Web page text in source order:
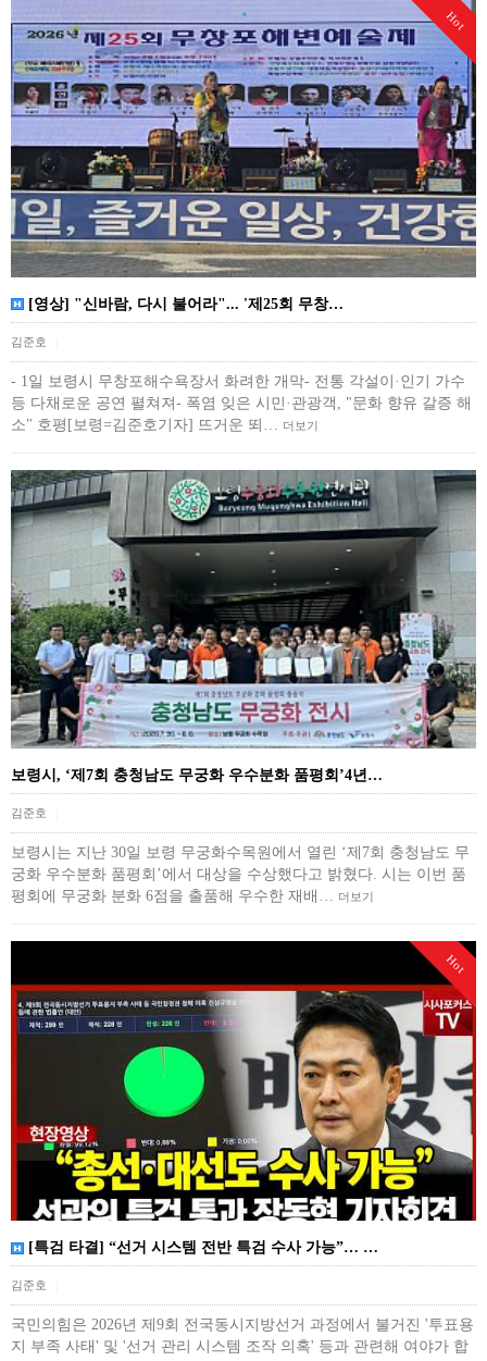
Hot
[영상] "신바람, 다시 불어라"... '제25회 무창…
김준호
- 1일 보령시 무창포해수욕장서 화려한 개막- 전통 각설이·인기 가수
등 다채로운 공연 펼쳐져- 폭염 잊은 시민·관광객, "문화 향유 갈증 해
소" 호평[보령=김준호기자] 뜨거운 뙤…
더보기
보령시, ‘제7회 충청남도 무궁화 우수분화 품평회’4년…
김준호
보령시는 지난 30일 보령 무궁화수목원에서 열린 ‘제7회 충청남도 무
궁화 우수분화 품평회’에서 대상을 수상했다고 밝혔다. 시는 이번 품
평회에 무궁화 분화 6점을 출품해 우수한 재배… 더보기
Hot
[특검 타결] “선거 시스템 전반 특검 수사 가능”… …
김준호
국민의힘은 2026년 제9회 전국동시지방선거 과정에서 불거진 '투표용
지 부족 사태' 및 '선거 관리 시스템 조작 의혹' 등과 관련해 여야가 합